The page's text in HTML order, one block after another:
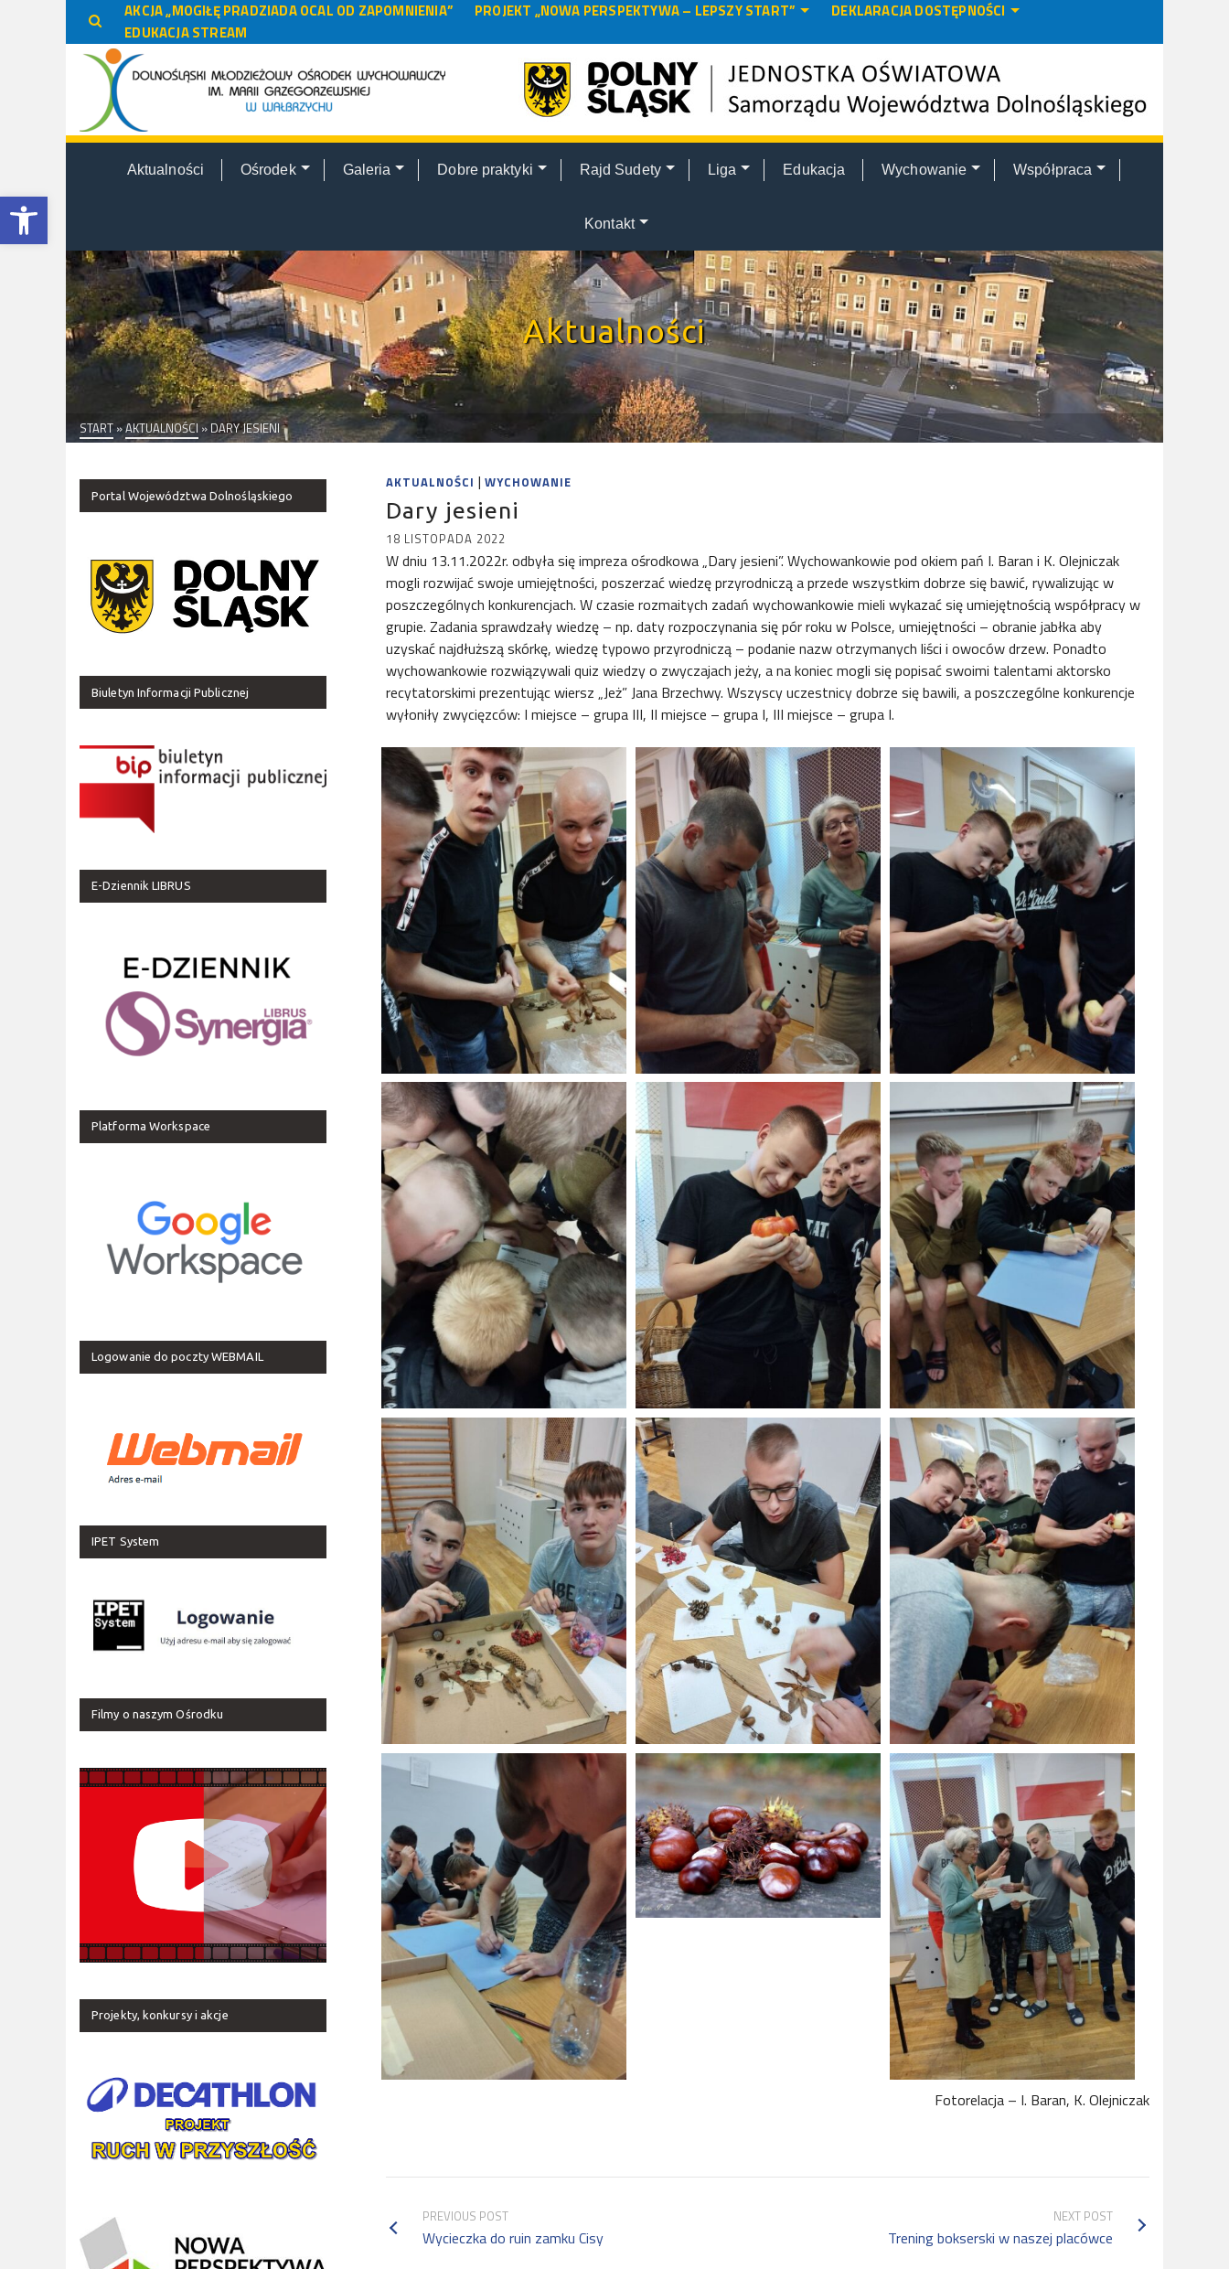
Otwórz pasek narzędzi
AKCJA „MOGIŁĘ PRADZIADA OCAL OD ZAPOMNIENIA” PROJEKT „NOWA PERSPEKTYWA – LEPSZY START”
DEKLARACJA DOSTĘPNOŚCI
EDUKACJA STREAM
Aktualności Ośrodek Galeria Dobre praktyki Rajd Sudety Liga Edukacja Wychowanie Współpraca
Kontakt
Aktualności
START »AKTUALNOŚCI » DARY JESIENI
AKTUALNOŚCI | WYCHOWANIE
Dary jesieni
18 LISTOPADA 2022
W dniu 13.11.2022r. odbyła się impreza ośrodkowa „Dary jesieni”. Wychowankowie pod okiem pań I. Baran i K. Olejniczak
mogli rozwijać swoje umiejętności, poszerzać wiedzę przyrodniczą a przede wszystkim dobrze się bawić, rywalizując w
poszczególnych konkurencjach. W czasie rozmaitych zadań wychowankowie mieli wykazać się umiejętnością współpracy w
grupie. Zadania sprawdzały wiedzę – np. daty rozpoczynania się pór roku w Polsce, umiejętności – obranie jabłka aby
uzyskać najdłuższą skórkę, wiedzę typowo przyrodniczą – podanie nazw otrzymanych liści i owoców drzew. Ponadto
wychowankowie rozwiązywali quiz wiedzy o zwyczajach jeży, a na koniec mogli się popisać swoimi talentami aktorsko
recytatorskimi prezentując wiersz „Jeż” Jana Brzechwy. Wszyscy uczestnicy dobrze się bawili, a poszczególne konkurencje
wyłoniły zwycięzców: I miejsce – grupa III, II miejsce – grupa I, III miejsce – grupa I.
Fotorelacja – I. Baran, K. Olejniczak
PREVIOUS POST
Wycieczka do ruin zamku Cisy
NEXT POST
Trening bokserski w naszej placówce
Portal Województwa Dolnośląskiego
Biuletyn Informacji Publicznej
E-Dziennik LIBRUS
Platforma Workspace
Logowanie do poczty WEBMAIL
IPET System
Filmy o naszym Ośrodku
Projekty, konkursy i akcje